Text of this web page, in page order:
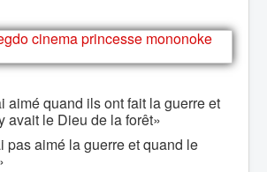
aimé quand ils ont fait la guerre et
avait le Dieu de la forêt»
pas aimé la guerre et quand le